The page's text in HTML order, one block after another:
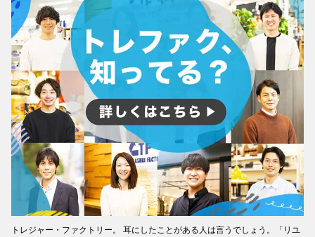
トレジャー・ファクトリー。 耳にしたことがある人は言うでしょう。「リユ